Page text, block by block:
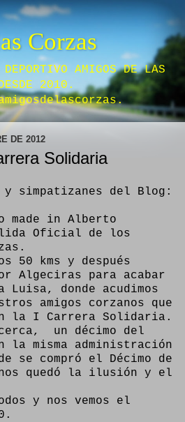
Corzas
AMIGOS DE LAS
2010.
DE 2012
Solidaria
y simpatizanes del Blog:
made in Alberto
Oficial de los
50 kms y después
Algeciras para acabar
Luisa, donde acudimos
amigos corzanos que
la I Carrera Solidaria.
un décimo del
la misma administración
se compró el Décimo de
nos quedó la ilusión y el
y nos vemos el